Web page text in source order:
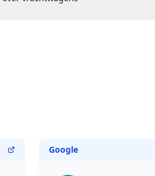
Google